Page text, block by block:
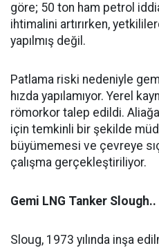
göre; 50 ton ham petrol
ihtimalini artırırken,
yapılmış değil.
Patlama riski nedeniyle
hızda yapılamıyor. Yerel
römorkor talep edildi.
için temkinli bir şekilde
büyümemesi ve çevreye
çalışma gerçekleştiriliyor.
Gemi LNG Tanker Slough..
Sloug, 1973 yılında inşa